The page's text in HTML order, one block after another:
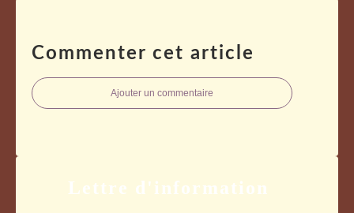
Commenter cet article
Ajouter un commentaire